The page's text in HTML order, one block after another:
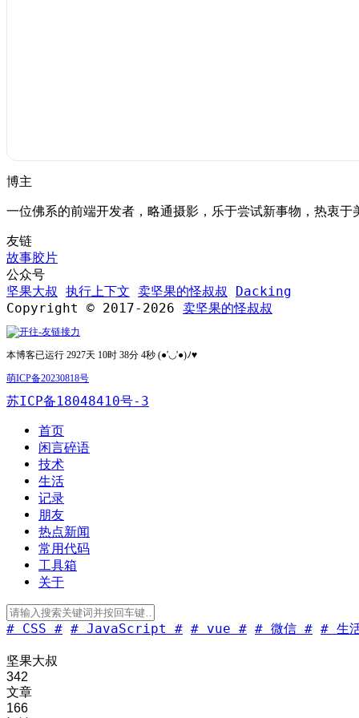
博主
一位佛系的前端开发者，略通摄影，乐于尝试新事物，热衷于
友链
故事胶片
公众号
坚果大叔 执行上下文 卖坚果的怪叔叔
Dacking
Copyright © 2017-2026 卖坚果的怪叔叔
本博客已运行 2927天 10时 38分 5秒 (●'◡'●)ﾉ♥
萌ICP备20230818号
苏ICP备18048410号-3
首页
闲言碎语
技术
生活
记录
朋友
热点新闻
常用代码
工具箱
关于
# CSS # # JavaScript # # vue # # 微信 # # 生
坚果大叔
342
文章
166